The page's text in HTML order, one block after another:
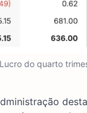
Lucro do quarto